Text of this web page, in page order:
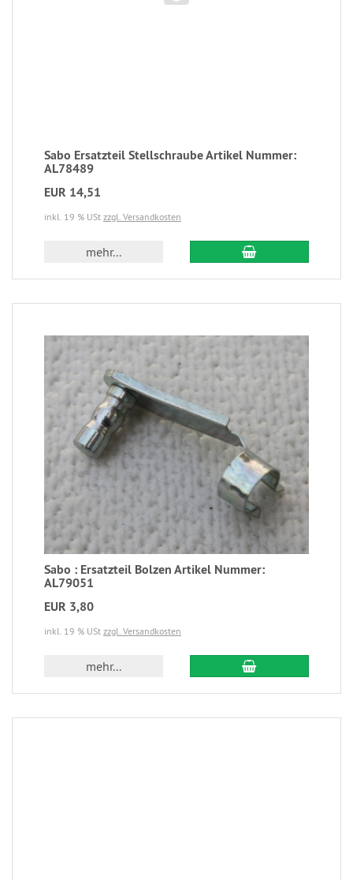
Sabo Ersatzteil Stellschraube Artikel Nummer:
AL78489
EUR 14,51
inkl. 19 % USt zzgl. Versandkosten
mehr...
Sabo : Ersatzteil Bolzen Artikel Nummer:
AL79051
EUR 3,80
inkl. 19 % USt zzgl. Versandkosten
mehr...